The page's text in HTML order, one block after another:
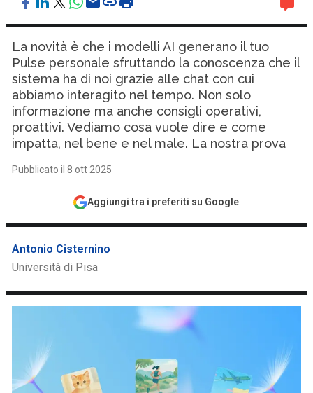
La novità è che i modelli AI generano il tuo
Pulse personale sfruttando la conoscenza che il
sistema ha di noi grazie alle chat con cui
abbiamo interagito nel tempo. Non solo
informazione ma anche consigli operativi,
proattivi. Vediamo cosa vuole dire e come
impatta, nel bene e nel male. La nostra prova
Pubblicato il 8 ott 2025
Aggiungi tra i preferiti su Google
Antonio Cisternino
Università di Pisa